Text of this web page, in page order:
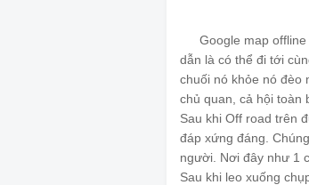
Google map
dẫn là có thể đi tới
chuối nó khỏe nó đèo
chủ quan, cả hội toàn
Sau khi Off road trên
đáp xứng đáng.
người. Nơi đây như 1
Sau khi leo xuống